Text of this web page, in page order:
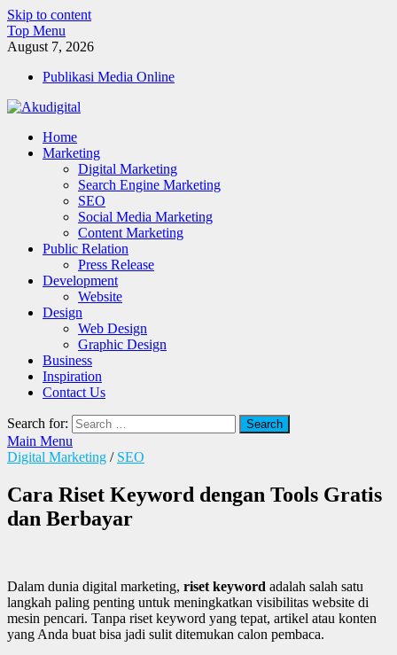
Skip to content
Top Menu
August 7, 2026
Publikasi Media Online
Akudigital
Digital Marketing Tips dan Trik
Home
Marketing
Digital Marketing
Search Engine Marketing
SEO
Social Media Marketing
Content Marketing
Public Relation
Press Release
Development
Website
Design
Web Design
Graphic Design
Business
Inspiration
Contact Us
Search for:
Main Menu
Digital Marketing / SEO
Cara Riset Keyword dengan Tools Gratis
dan Berbayar
Dalam dunia digital marketing, riset keyword adalah salah satu
langkah paling penting untuk meningkatkan visibilitas website di
mesin pencari. Tanpa riset keyword yang tepat, artikel atau konten
yang Anda buat bisa jadi sulit ditemukan calon pembaca.